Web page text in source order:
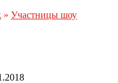
» Участницы шоу